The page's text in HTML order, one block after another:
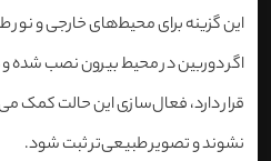
این گزینه برای محیط‌های خارجی و
اگر دوربین در محیط بیرون نصب شده
قرار دارد، فعال‌سازی این حالت کمک
نشوند و تصویر طبیعی‌تر ثبت شود.